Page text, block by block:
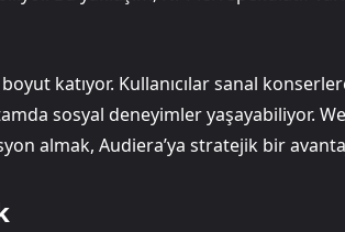
katıyor. Kullanıcılar sanal
sosyal deneyimler yaşayabiliyor.
almak, Audiera’ya stratejik bir